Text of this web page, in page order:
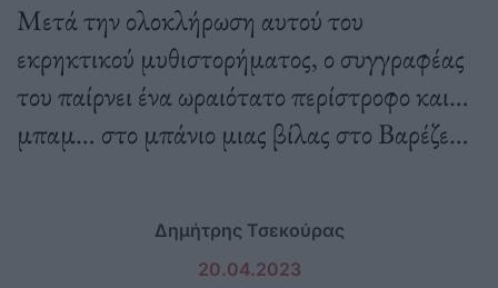
Μετά την ολοκλήρωση αυτού του
εκρηκτικού μυθιστορήματος, ο συγγραφέας
του παίρνει ένα ωραιότατο περίστροφο και…
μπαμ… στο μπάνιο μιας βίλας στο Βαρέζε…
Δημήτρης Τσεκούρας
20.04.2023